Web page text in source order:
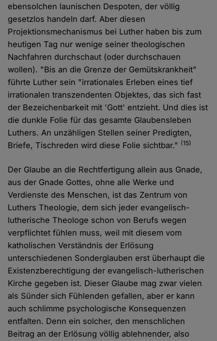
ebensolchen launischen Despoten, der völlig
gesetzlos handeln darf. Aber diesen
Projektionsmechanismus bei Luther haben bis zum
heutigen Tag nur wenige seiner theologischen
Nachfahren durchschaut (oder durchschauen
wollen). "Bis an die Grenze der Gemütskrankheit"
führte Luther sein "irrationales Erleben eines tief
irrationalen transzendenten Objektes, das sich fast
der Bezeichenbarkeit mit 'Gott' entzieht. Und dies ist
die dunkle Folie für das gesamte Glaubensleben
Luthers. An unzähligen Stellen seiner Predigten,
Briefe, Tischreden wird diese Folie sichtbar." (15)
Der Glaube an die Rechtfertigung allein aus Gnade,
aus der Gnade Gottes, ohne alle Werke und
Verdienste des Menschen, ist das Zentrum von
Luthers Theologie, dem sich jeder evangelisch-
lutherische Theologe schon von Berufs wegen
verpflichtet fühlen muss, weil mit diesem vom
katholischen Verständnis der Erlösung
unterschiedenen Sonderglauben erst überhaupt die
Existenzberechtigung der evangelisch-lutherischen
Kirche gegeben ist. Dieser Glaube mag zwar vielen
als Sünder sich Fühlenden gefallen, aber er kann
auch schlimme psychologische Konsequenzen
entfalten. Denn ein solcher, den menschlichen
Beitrag an der Erlösung völlig ablehnender, also